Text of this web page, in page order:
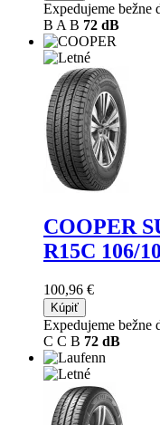
Expedujeme bežne
B A B 72 dB
COOPER
R15C 106/
100,96 €
Kúpiť
Expedujeme bežne
C C B 72 dB